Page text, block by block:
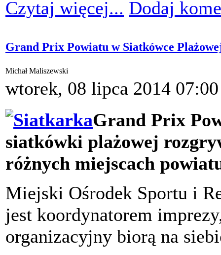
Czytaj więcej... Dodaj
Grand Prix Powiatu w Siatkówce
Michał Maliszewski
wtorek, 08 lipca 2014 07:00
Grand Prix
siatkówki plażowej
różnych miejscach
Miejski Ośrodek Sportu i
jest koordynatorem
organizacyjny biorą na